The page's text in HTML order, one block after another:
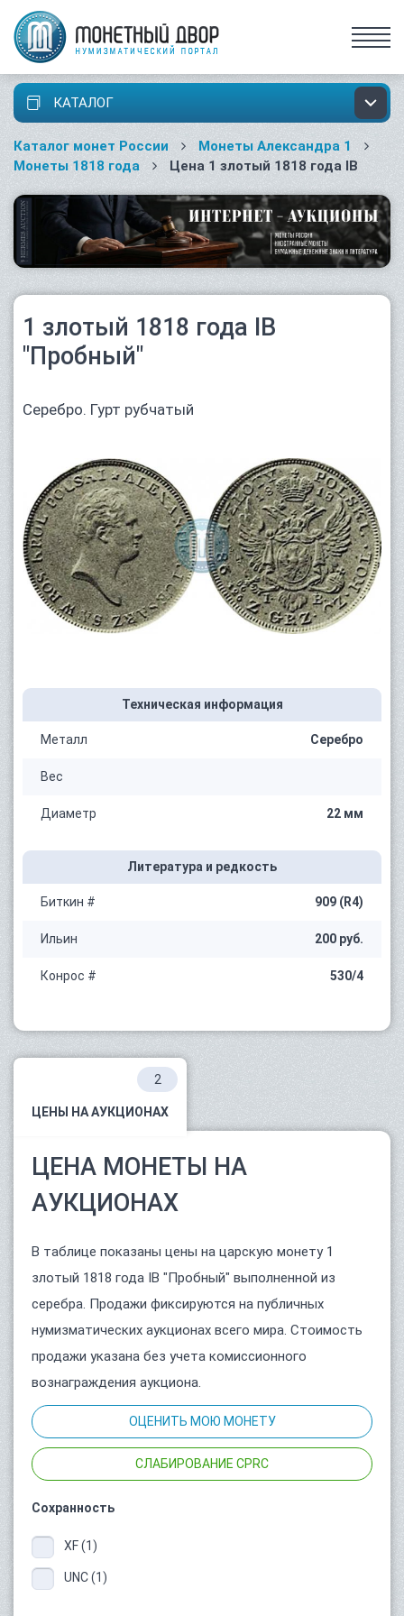
КАТАЛОГ
Каталог монет России
Монеты Александра 1
Монеты 1818 года
Цена 1 злотый 1818 года IB
1 злотый 1818 года IB
"Пробный"
Серебро. Гурт рубчатый
Техническая информация
Металл Серебро
Вес
Диаметр 22 мм
Литература и редкость
Биткин # 909 (R4)
Ильин 200 руб.
Конрос # 530/4
ЦЕНЫ НА АУКЦИОНАХ
2
ЦЕНА МОНЕТЫ НА
АУКЦИОНАХ
В таблице показаны цены на царскую монету 1
злотый 1818 года IB "Пробный" выполненной из
серебра. Продажи фиксируются на публичных
нумизматических аукционах всего мира. Стоимость
продажи указана без учета комиссионного
вознаграждения аукциона.
ОЦЕНИТЬ МОЮ МОНЕТУ
СЛАБИРОВАНИЕ CPRC
Сохранность
XF (1)
UNC (1)